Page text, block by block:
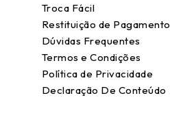
Troca Fácil
Restituição de Pagamento
Dúvidas Frequentes
Termos e Condições
Política de Privacidade
Declaração De Conteúdo